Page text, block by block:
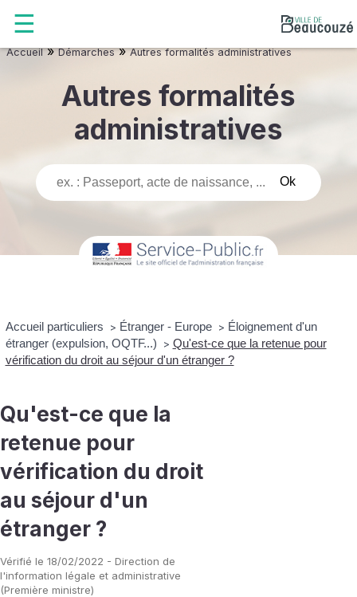
Accueil»Démarches»Autres formalités administratives
Autres formalités
administratives
Accueil particuliers > Étranger - Europe > Éloignement d'un
étranger (expulsion, OQTF...)
> Qu'est-ce que la retenue pour
vérification du droit au séjour d'un étranger ?
Qu'est-ce que la
retenue pour
vérification du droit
au séjour d'un
étranger ?
Vérifié le 18/02/2022 - Direction de
l'information légale et administrative
(Première ministre)